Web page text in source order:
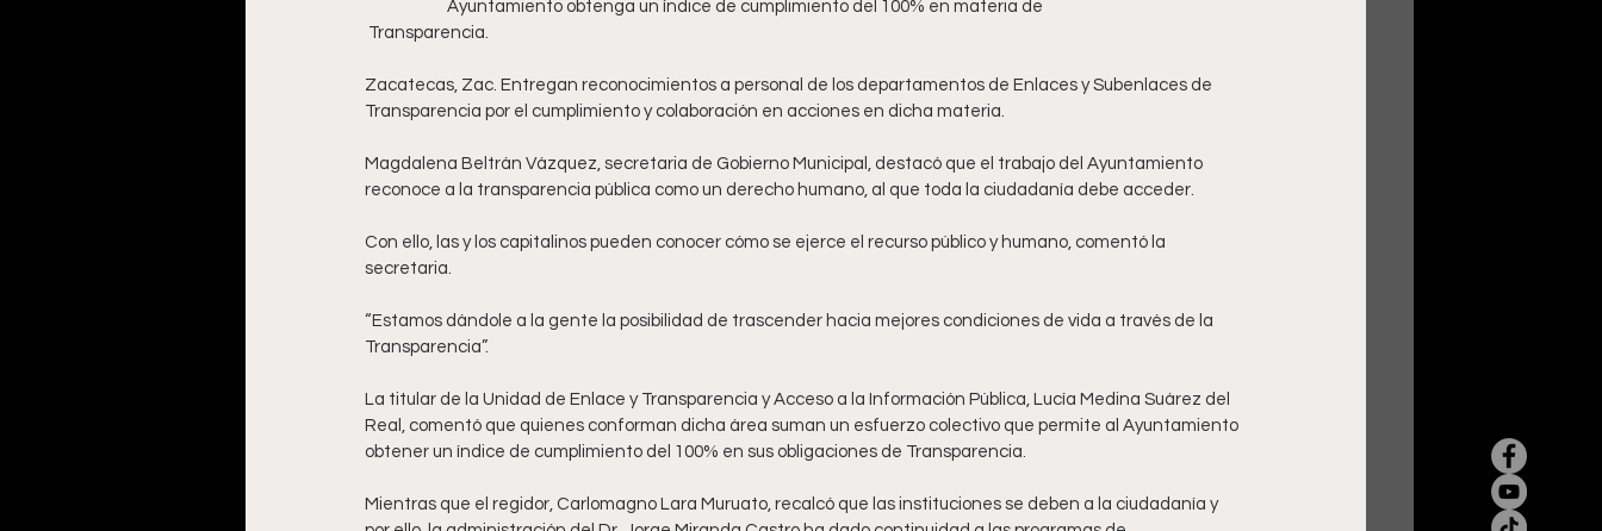
                       Ayuntamiento obtenga un índice de cumplimiento del 100% en materia de
Transparencia.
Zacatecas, Zac. Entregan reconocimientos a personal de los departamentos de Enlaces y Subenlaces de
Transparencia por el cumplimiento y colaboración en acciones en dicha materia.
Magdalena Beltrán Vázquez, secretaria de Gobierno Municipal, destacó que el trabajo del Ayuntamiento
reconoce a la transparencia pública como un derecho humano, al que toda la ciudadanía debe acceder.
Con ello, las y los capitalinos pueden conocer cómo se ejerce el recurso público y humano, comentó la
secretaria.
“Estamos dándole a la gente la posibilidad de trascender hacia mejores condiciones de vida a través de la
Transparencia”.
La titular de la Unidad de Enlace y Transparencia y Acceso a la Información Pública, Lucía Medina Suárez del
Real, comentó que quienes conforman dicha área suman un esfuerzo colectivo que permite al Ayuntamiento
obtener un índice de cumplimiento del 100% en sus obligaciones de Transparencia.
Mientras que el regidor, Carlomagno Lara Muruato, recalcó que las instituciones se deben a la ciudadanía y